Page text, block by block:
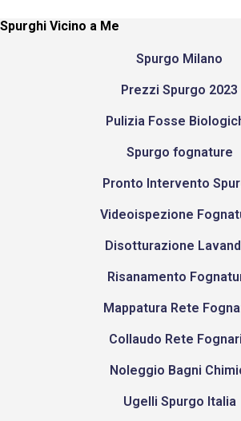
Spurghi Vicino a Me
Spurgo Milano
Prezzi Spurgo 2023
Pulizia Fosse
Spurgo fognature
Pronto Intervento
Videoispezione
Disotturazione
Risanamento
Mappatura Rete
Collaudo Rete
Noleggio Bagni
Ugelli Spurgo Italia